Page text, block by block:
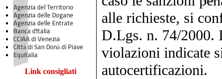
Agenzia del Territorio
Agenzia delle Dogane
Agenzia delle Entrate
Banca d'Italia
CCIAA di Venezia
Città di San Donà di Piave
Equitalia
Link consigliati
alle richieste, si
D.Lgs. n. 74/2000.
violazioni indicate
autocertificazioni.